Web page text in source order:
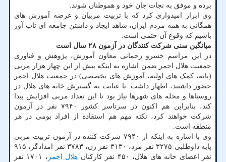
برده و موفق به نجات جان خود و هموطنان شوند.
وی ابراز امیدواری کرد که با تربیت مربیان و عرضه آموزش های
همگانی به همه مردم ایران، شاهد ایجاد و داشتن جامعه ای تاب آور
باشیم که وقوع آن حتمی است.
میانگین سنی شرکت کنندگان در آزمون ۲۸ سال است
در این مراسم خسرو رحمانی معاون آموزش، پژوهش و فناوری
جمعیت هلال احمر ضمن اشاره به اینکه پیش از این چهار هزار مربی
(پایه، کمک های اولیه، آموزش های تخصصی) در جمعیت هلال احمر
حضور داشتند، اظهار داشت: با عنایت به گسترش خانه های هلال در
روستاها و محله های شهرها نیاز بود تا این تعداد مربی افزایش پیدا
کند، بنابراین هم اکنون در سرتاسر کشور ۷۹۴۰ نفر در آزمون
شرکت خواهند کرد، نکته مهم هم استفاده از افراد بومی در هر
منطقه است.
وی با اشاره به اینکه از ۷۹۴۰ شرکت کننده در آزمون تربیت مربی
پایه داوطلبی ۳۲۷۵ نفر مرد، ۳۱۳۰ نفر زن، ۳۷۸۳ نفر امدادگر، ۹۱۵
نفر اعضای خانه های هلال، ۴۵۰ نفر کارکنان
هلال احمر ، ۱۷۰۱ نفر